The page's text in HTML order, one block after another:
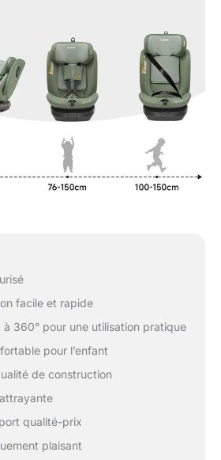
facile et rapide
à 360° pour une utilisation pratique
pour l’enfant
de construction
qualité-prix
plaisant